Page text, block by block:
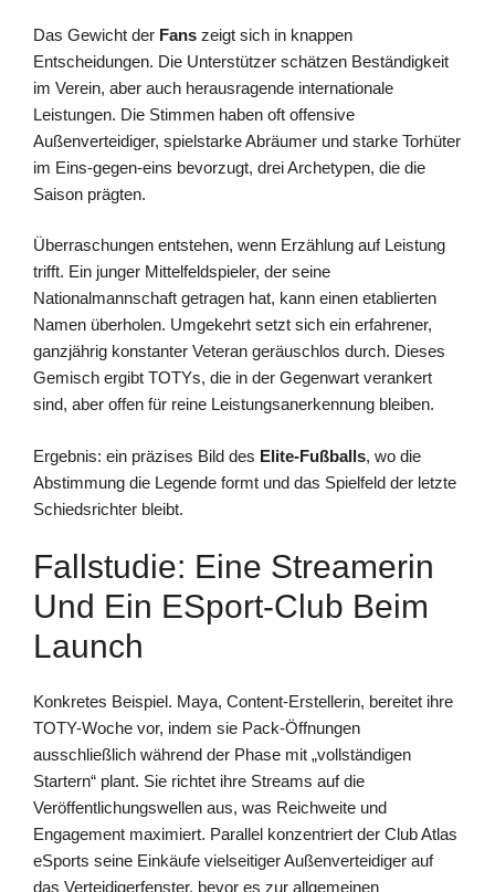
Das Gewicht der Fans zeigt sich in knappen
Entscheidungen. Die Unterstützer schätzen Beständigkeit
im Verein, aber auch herausragende internationale
Leistungen. Die Stimmen haben oft offensive
Außenverteidiger, spielstarke Abräumer und starke Torhüter
im Eins-gegen-eins bevorzugt, drei Archetypen, die die
Saison prägten.
Überraschungen entstehen, wenn Erzählung auf Leistung
trifft. Ein junger Mittelfeldspieler, der seine
Nationalmannschaft getragen hat, kann einen etablierten
Namen überholen. Umgekehrt setzt sich ein erfahrener,
ganzjährig konstanter Veteran geräuschlos durch. Dieses
Gemisch ergibt TOTYs, die in der Gegenwart verankert
sind, aber offen für reine Leistungsanerkennung bleiben.
Ergebnis: ein präzises Bild des Elite-Fußballs, wo die
Abstimmung die Legende formt und das Spielfeld der letzte
Schiedsrichter bleibt.
Fallstudie: Eine Streamerin
Und Ein ESport-Club Beim
Launch
Konkretes Beispiel. Maya, Content-Erstellerin, bereitet ihre
TOTY-Woche vor, indem sie Pack-Öffnungen
ausschließlich während der Phase mit „vollständigen
Startern“ plant. Sie richtet ihre Streams auf die
Veröffentlichungswellen aus, was Reichweite und
Engagement maximiert. Parallel konzentriert der Club Atlas
eSports seine Einkäufe vielseitiger Außenverteidiger auf
das Verteidigerfenster, bevor es zur allgemeinen